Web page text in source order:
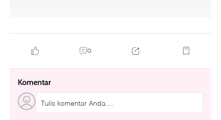
0
Komentar
Tulis komentar Anda....